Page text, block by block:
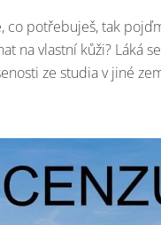
potřebuješ, tak
na vlastní kůži? Láká
ze studia v jiné